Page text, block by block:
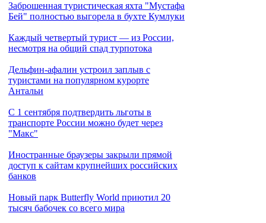
Заброшенная туристическая яхта "Мустафа
Бей" полностью выгорела в бухте Кумлуки
Каждый четвертый турист — из России,
несмотря на общий спад турпотока
Дельфин-афалин устроил заплыв с
туристами на популярном курорте
Антальи
С 1 сентября подтвердить льготы в
транспорте России можно будет через
"Макс"
Иностранные браузеры закрыли прямой
доступ к сайтам крупнейших российских
банков
Новый парк Butterfly World приютил 20
тысяч бабочек со всего мира